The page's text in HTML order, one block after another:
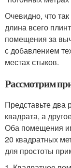
Очевидно, что так
длина всего
помещения за
с добавлением
местах стыков.
Рассмотрим
Представьте
квадрата, а
Оба помещения
20 квадратных
для простоты